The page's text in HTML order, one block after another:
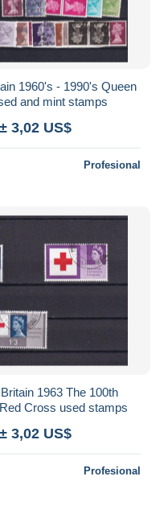
1960's - 1990's Queen
and mint stamps
± 3,02 US$
Profesional
1963 The 100th
Cross used stamps
± 3,02 US$
Profesional